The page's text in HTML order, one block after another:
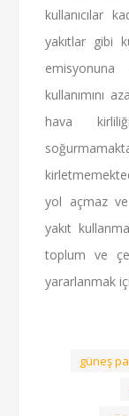
kullanıcılar
yakıtlar gibi
kullanımını
hava
yol açmaz ve
yakıt
toplum ve
yararlanmak
güneş